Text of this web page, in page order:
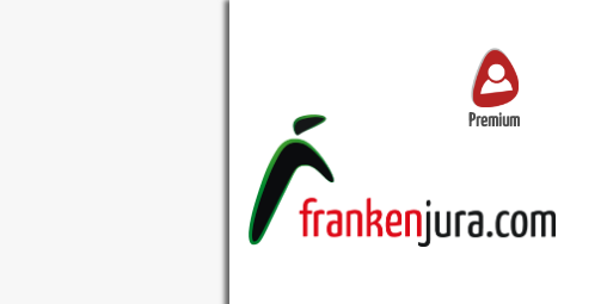
Premium